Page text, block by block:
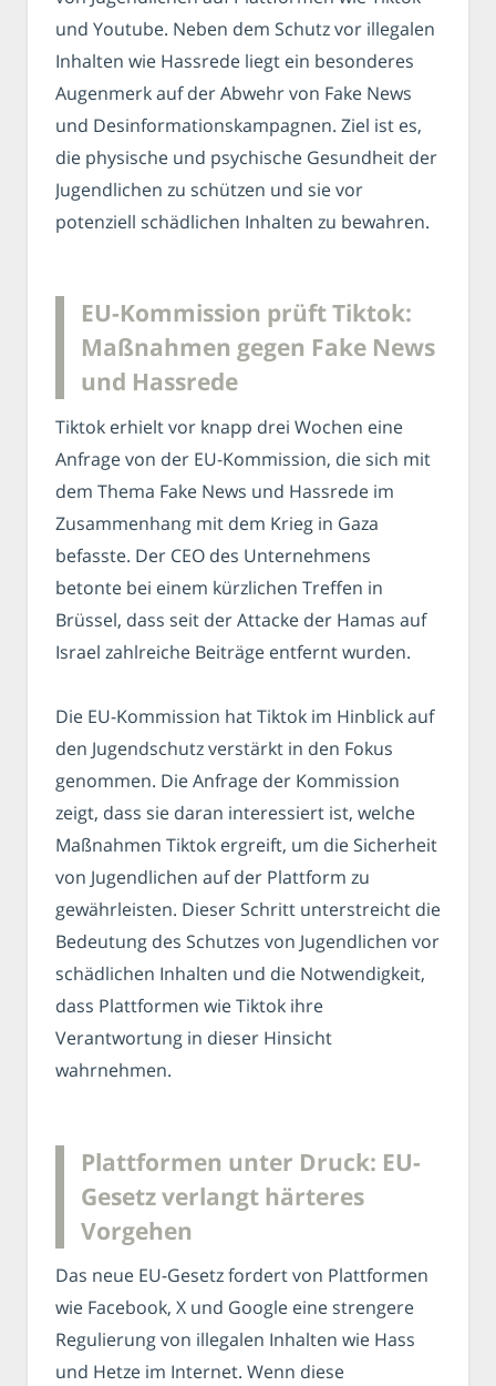
und Youtube. Neben dem Schutz vor illegalen
Inhalten wie Hassrede liegt ein besonderes
Augenmerk auf der Abwehr von Fake News
und Desinformationskampagnen. Ziel ist es,
die physische und psychische Gesundheit der
Jugendlichen zu schützen und sie vor
potenziell schädlichen Inhalten zu bewahren.
EU-Kommission prüft Tiktok:
Maßnahmen gegen Fake News
und Hassrede
Tiktok erhielt vor knapp drei Wochen eine
Anfrage von der EU-Kommission, die sich mit
dem Thema Fake News und Hassrede im
Zusammenhang mit dem Krieg in Gaza
befasste. Der CEO des Unternehmens
betonte bei einem kürzlichen Treffen in
Brüssel, dass seit der Attacke der Hamas auf
Israel zahlreiche Beiträge entfernt wurden.
Die EU-Kommission hat Tiktok im Hinblick auf
den Jugendschutz verstärkt in den Fokus
genommen. Die Anfrage der Kommission
zeigt, dass sie daran interessiert ist, welche
Maßnahmen Tiktok ergreift, um die Sicherheit
von Jugendlichen auf der Plattform zu
gewährleisten. Dieser Schritt unterstreicht die
Bedeutung des Schutzes von Jugendlichen vor
schädlichen Inhalten und die Notwendigkeit,
dass Plattformen wie Tiktok ihre
Verantwortung in dieser Hinsicht
wahrnehmen.
Plattformen unter Druck: EU-
Gesetz verlangt härteres
Vorgehen
Das neue EU-Gesetz fordert von Plattformen
wie Facebook, X und Google eine strengere
Regulierung von illegalen Inhalten wie Hass
und Hetze im Internet. Wenn diese